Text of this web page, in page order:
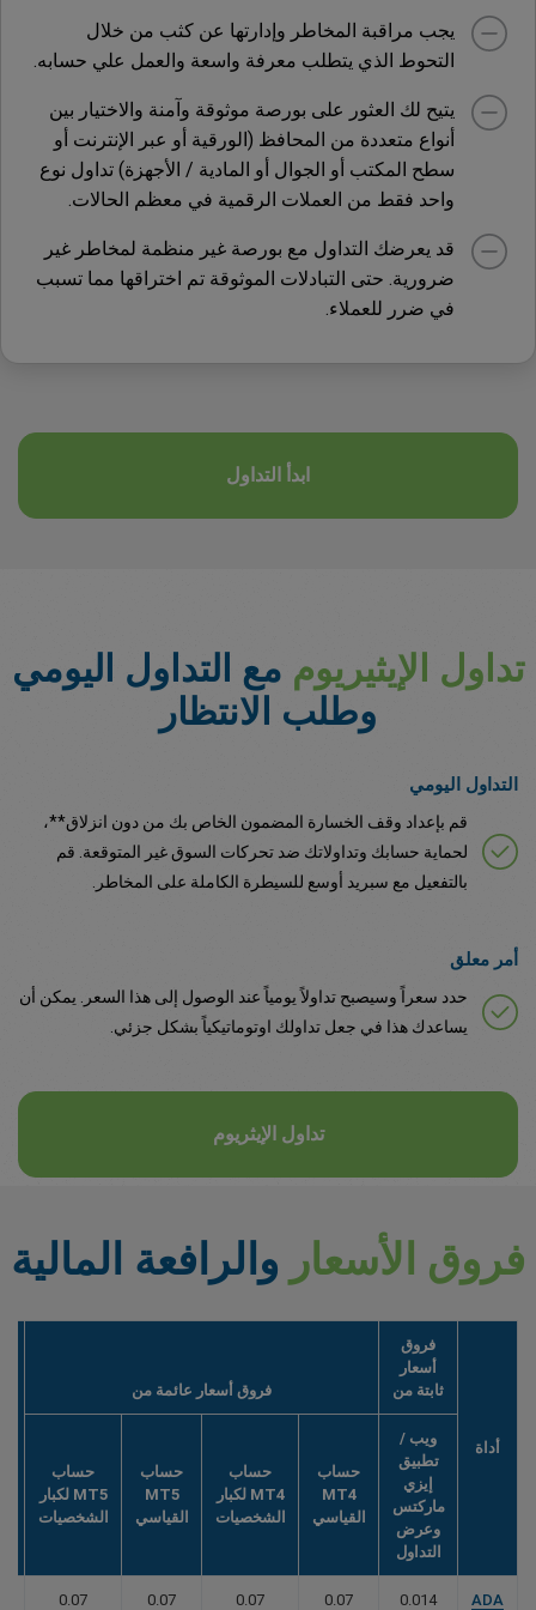
يجب مراقبة المخاطر وإدارتها عن كثب من خلال
التحوط الذي يتطلب معرفة واسعة والعمل علي حسابه.
يتيح لك العثور على بورصة موثوقة وآمنة والاختيار بين
أنواع متعددة من المحافظ (الورقية أو عبر الإنترنت أو
سطح المكتب أو الجوال أو المادية / الأجهزة) تداول نوع
واحد فقط من العملات الرقمية في معظم الحالات.
قد يعرضك التداول مع بورصة غير منظمة لمخاطر غير
ضرورية. حتى التبادلات الموثوقة تم اختراقها مما تسبب
في ضرر للعملاء.
ابدأ التداول
تداول الإيثيريوم مع التداول اليومي
وطلب الانتظار
التداول اليومي
قم بإعداد وقف الخسارة المضمون الخاص بك من دون انزلاق**،
لحماية حسابك وتداولاتك ضد تحركات السوق غير المتوقعة. قم
بالتفعيل مع سبريد أوسع للسيطرة الكاملة على المخاطر.
أمر معلق
حدد سعراً وسيصبح تداولاً يومياً عند الوصول إلى هذا السعر. يمكن أن
يساعدك هذا في جعل تداولك اوتوماتيكياً بشكل جزئي.
تداول الإيثريوم
فروق الأسعار والرافعة المالية
أداة
فروق
أسعار
ثابتة من
فروق أسعار عائمة من
ويب /
تطبيق
إيزي
ماركتس
وعرض
التداول
حساب
MT4
القياسي
حساب
MT4 لكبار
الشخصيات
حساب
MT5
القياسي
حساب
MT5 لكبار
الشخصيات
ADA
0.014
0.07
0.07
0.07
0.07